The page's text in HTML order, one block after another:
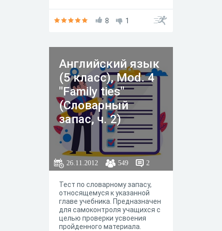
8 1
Английский язык
(5 класс), Mod. 4
"Family ties"
(Словарный
запас, ч. 2)
26.11.2012 549 2
Тест по словарному запасу,
относящемуся к указанной
главе учебника. Предназначен
для самоконтроля учащихся с
целью проверки усвоения
пройденного материала.